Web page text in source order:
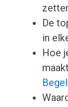
De
in
Hoe